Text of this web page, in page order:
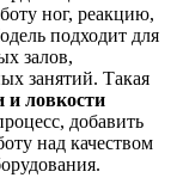
ног, реакцию,
подходит для
залов,
занятий. Такая
и ловкости
добавить
над качеством